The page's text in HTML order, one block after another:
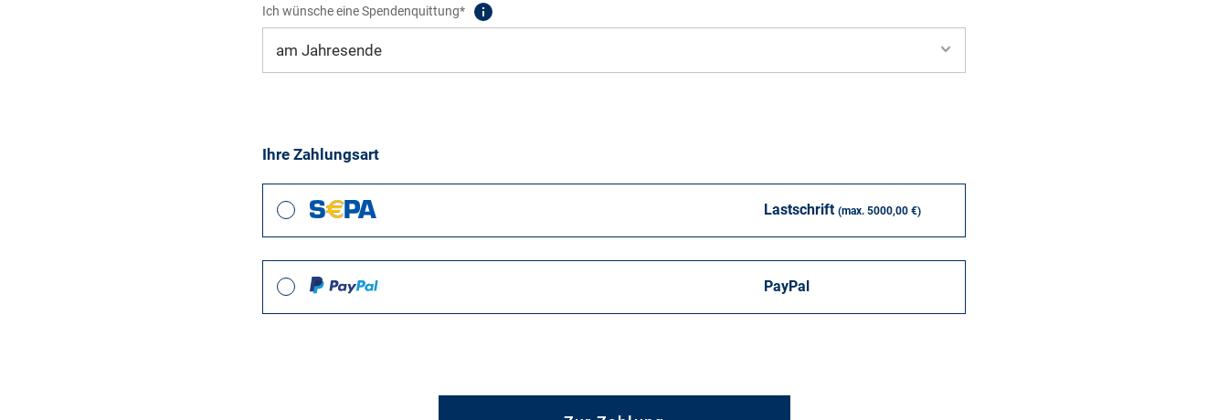
Ich wünsche eine Spendenquittung*
Ihre Zahlungsart
Lastschrift(max. 5000,00 €)
PayPal